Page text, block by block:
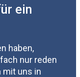
ein
haben,
nur reden
mit uns in